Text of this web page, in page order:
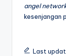
angel
kesenjangan
Last